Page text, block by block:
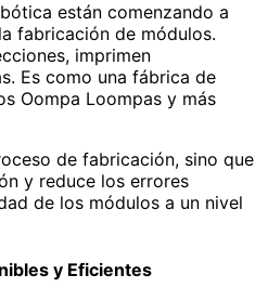
están comenzando a
fabricación de módulos.
imprimen
Es como una fábrica de
Oompa Loompas y más
de fabricación, sino que
y reduce los errores
de los módulos a un nivel
y Eficientes